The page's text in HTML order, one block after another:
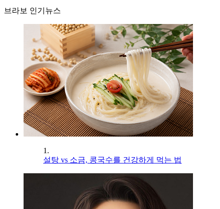
브라보 인기뉴스
1.
설탕 vs 소금, 콩국수를 건강하게 먹는 법